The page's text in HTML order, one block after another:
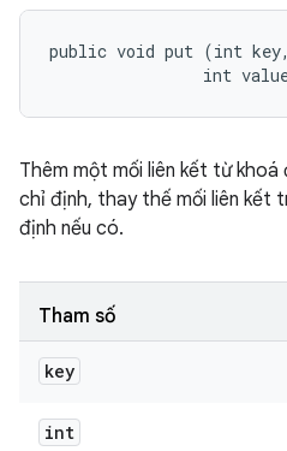
public void put (int
int
Thêm một mối liên kết từ
chỉ định, thay thế mối liên kết
định nếu có.
Tham số
key
int